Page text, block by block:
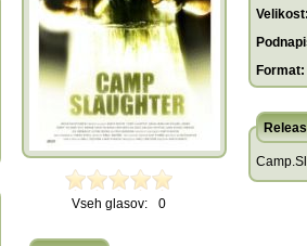
Vseh glasov: 0
Format: